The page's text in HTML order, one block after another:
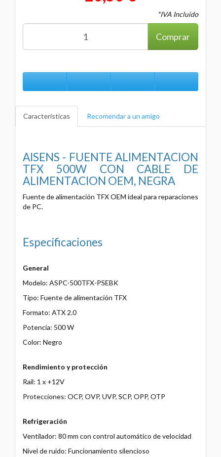
*IVA Incluido
Comprar
Características Recomendar a un amigo
AISENS - FUENTE ALIMENTACION
TFX 500W CON CABLE DE
ALIMENTACION OEM, NEGRA
Fuente de alimentación TFX OEM ideal para reparaciones
de PC.
Especificaciones
General
Modelo: ASPC-500TFX-PSEBK
Tipo: Fuente de alimentación TFX
Formato: ATX 2.0
Potencia: 500 W
Color: Negro
Rendimiento y protección
Raíl: 1 x +12V
Protecciones: OCP, OVP, UVP, SCP, OPP, OTP
Refrigeración
Ventilador: 80 mm con control automático de velocidad
Nivel de ruido: Funcionamiento silencioso